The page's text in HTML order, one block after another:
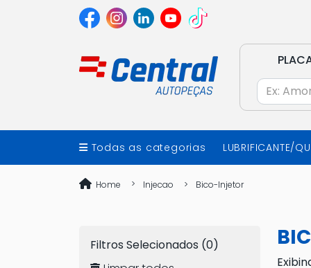
Todas as categorias LUBRIFICANTE/
Home Injecao Bico-Injetor
Filtros Selecionados (0)